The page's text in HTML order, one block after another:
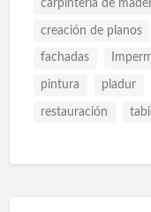
carpinteria de
creación de planos
fachadas
pintura pladur
restauración